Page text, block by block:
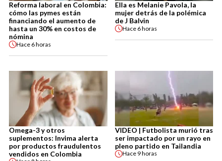
Reforma laboral en Colombia:
cómo las pymes están
financiando el aumento de
hasta un 30% en costos de
nómina
Hace 6 horas
Ella es Melanie Pavola, la
mujer detrás de la polémica
de J Balvin
Hace 6 horas
Omega-3 y otros
suplementos: Invima alerta
por productos fraudulentos
vendidos en Colombia
VIDEO | Futbolista murió tras
ser impactado por un rayo en
pleno partido en Tailandia
Hace 9 horas